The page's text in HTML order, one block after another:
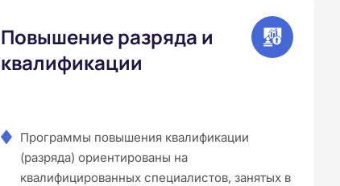
Повышение разряда и
квалификации
Программы повышения квалификации
(разряда) ориентированы на
квалифицированных специалистов, занятых в